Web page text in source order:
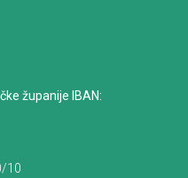
županije IBAN:
10